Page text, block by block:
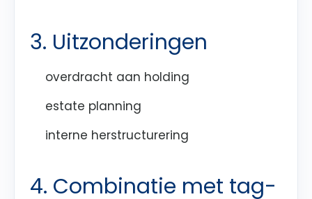
3. Uitzonderingen
overdracht aan holding
estate planning
interne herstructurering
4. Combinatie met tag-